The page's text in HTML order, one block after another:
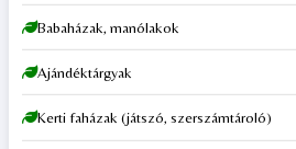
Babaházak, manólakok
Ajándéktárgyak
Kerti faházak (játszó, szerszámtároló)